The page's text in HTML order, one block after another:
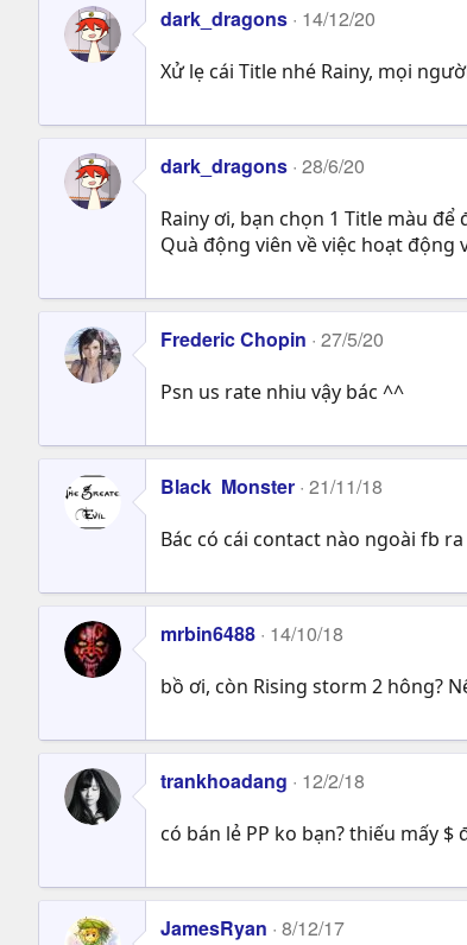
dark_dragons 14/12/20
Xử lẹ cái Title nhé Rainy, mọi
dark_dragons 28/6/20
Rainy ơi, bạn chọn 1 Title màu để
Quà động viên về việc hoạt
Frederic Chopin 27/5/20
Psn us rate nhiu vậy bác ^^
Black Monster 21/11/18
Bác có cái contact nào ngoài fb
mrbin6488 14/10/18
bồ ơi, còn Rising storm 2 hông?
trankhoadang 12/2/18
có bán lẻ PP ko bạn? thiếu mấy
JamesRyan 8/12/17